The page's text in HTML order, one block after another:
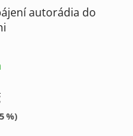
autorádia do
%)